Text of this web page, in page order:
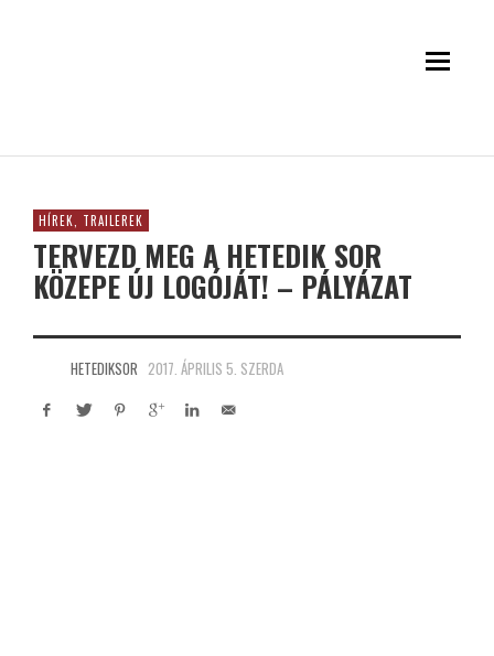
HÍREK, TRAILEREK
TERVEZD MEG A HETEDIK SOR
KÖZEPE ÚJ LOGÓJÁT! – PÁLYÁZAT
HETEDIKSOR 2017. ÁPRILIS 5. SZERDA